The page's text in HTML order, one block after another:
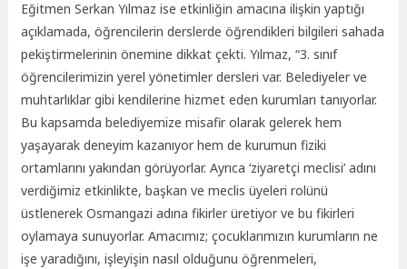
Eğitmen Serkan Yılmaz ise etkinliğin amacına ilişkin yaptığı
açıklamada, öğrencilerin derslerde öğrendikleri bilgileri sahada
pekiştirmelerinin önemine dikkat çekti. Yılmaz, “3. sınıf
öğrencilerimizin yerel yönetimler dersleri var. Belediyeler ve
muhtarlıklar gibi kendilerine hizmet eden kurumları tanıyorlar.
Bu kapsamda belediyemize misafir olarak gelerek hem
yaşayarak deneyim kazanıyor hem de kurumun fiziki
ortamlarını yakından görüyorlar. Ayrıca ‘ziyaretçi meclisi’ adını
verdiğimiz etkinlikte, başkan ve meclis üyeleri rolünü
üstlenerek Osmangazi adına fikirler üretiyor ve bu fikirleri
oylamaya sunuyorlar. Amacımız; çocuklarımızın kurumların ne
işe yaradığını, işleyişin nasıl olduğunu öğrenmeleri,